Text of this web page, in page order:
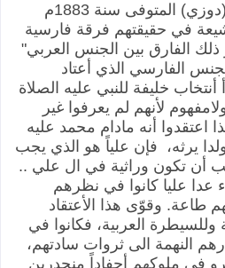
المتوفى سنة 1883م
في حقيقتهم فرقة فارسية
الفارق بين الجنس العربي"
الفارسي الذي أعتاد
أنتخاب خليفة للنبي عليه الصلاة
لأنهم لم يعرفوا غير
اعتقدوا أنه مادام محمد عليه
يرثه، فإن علياً هو الذي يجب
أن تكون وراثية في ال علي ..
عدا عليا كانوا في نظرهم
طاعة. وقوّى هذا الأعتقاد
العربية، فكانوا في
النهمة الى ثروات سادتهم،
في ملوكهم أحفاداً منحدرين